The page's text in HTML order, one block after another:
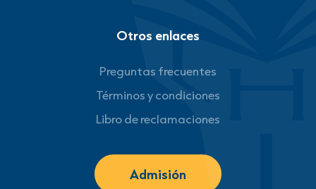
Otros enlaces
Preguntas frecuentes
Términos y condiciones
Libro de reclamaciones
Admisión